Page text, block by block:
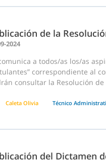
de la
2024
a todos/as los/as
correspondiente al
consultar la Resolución
Caleta Olivia Técnico
del Dictamen